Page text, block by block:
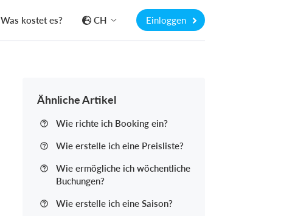
Was kostet es? CH Einloggen
Ähnliche Artikel
Wie richte ich Booking ein?
Wie erstelle ich eine Preisliste?
Wie ermögliche ich wöchentliche
Buchungen?
Wie erstelle ich eine Saison?